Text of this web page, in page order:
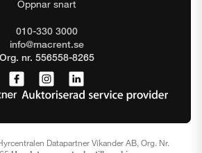
Öppnar snart
010-330 3000
info@macrent.se
Org. nr. 556558-8265
Datapartner Vikander AB, Org. Nr.